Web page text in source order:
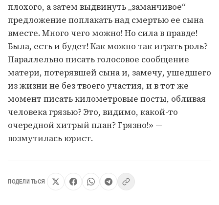
плохого, а затем выдвинуть „заманчивое“
предложение поплакать над смертью ее сына
вместе. Много чего можно! Но сила в правде!
Была, есть и будет! Как можно так играть роль?
Параллельно писать голосовое сообщение
матери, потерявшей сына и, замечу, ушедшего
из жизни не без твоего участия, и в тот же
момент писать километровые посты, обливая
человека грязью? Это, видимо, какой-то
очередной хитрый план? Грязно!» —
возмутилась юрист.
ПОДЕЛИТЬСЯ